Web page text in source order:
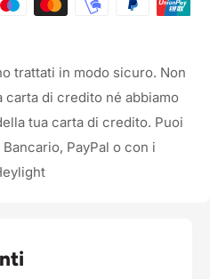
trattati in modo sicuro. Non
di credito né abbiamo
tua carta di credito. Puoi
PayPal o con i